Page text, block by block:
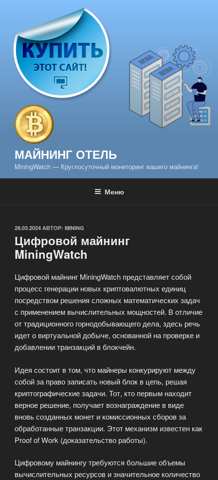
содержимому
МАЙНИНГ ОТЕЛЬ
MiningWatch — Круглосуточный мониторинг вашего майнинга!
Меню
ОПУБЛИКОВАНО
28.03.2024 АВТОР: MINING
Цифровой майнинг
MiningWatch
Цифровой майнинг MiningWatch представляет собой
процесс генерации новых криптовалютных единиц
посредством решения сложных математических задач
с применением вычислительных мощностей. В отличие
от традиционного горнодобывающего дела, здесь речь
идет о виртуальной добыче, основанной на проверке и
добавлении транзакций в блокчейн.
Идея состоит в том, что майнеры конкурируют между
собой за право записать новый блок в цепь, решая
криптографические задачи. Тот, кто первым находит
верное решение, получает вознаграждение в виде
вновь созданных монет и комиссионных сборов за
обработанные транзакции. Этот механизм известен как
Proof of Work (доказательство работы).
Цифровому майнингу требуются большие объемы
вычислительных ресурсов и значительное количество